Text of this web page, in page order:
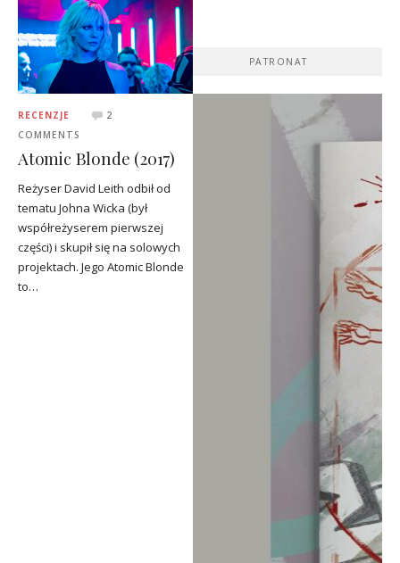
RECENZJE
2
COMMENTS
Atomic Blonde (2017)
Reżyser David Leith odbił od
tematu Johna Wicka (był
współreżyserem pierwszej
części) i skupił się na solowych
projektach. Jego Atomic Blonde
to…
PATRONAT